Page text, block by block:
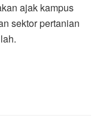
ajak kampus
sektor pertanian